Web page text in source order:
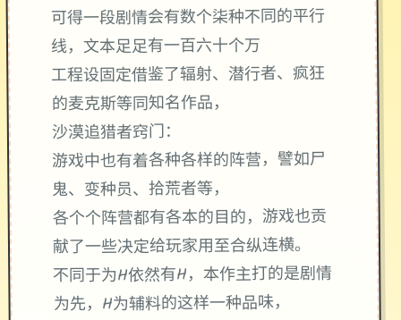
可得一段剧情会有数个柒种不同的平行
线，文本足足有一百六十个万
工程设固定借鉴了辐射、潜行者、疯狂
的麦克斯等同知名作品，
沙漠追猎者窍门：
游戏中也有着各种各样的阵营，譬如尸
鬼、变种员、拾荒者等，
各个个阵营都有各本的目的，游戏也贡
献了一些决定给玩家用至合纵连横。
不同于为H依然有H，本作主打的是剧情
为先，H为辅料的这样一种品味，